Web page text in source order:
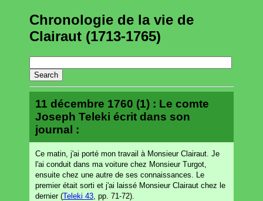
Chronologie de la vie de
Clairaut (1713-1765)
11 décembre 1760 (1) : Le comte
Joseph Teleki écrit dans son
journal :
Ce matin, j'ai porté mon travail à Monsieur Clairaut. Je
l'ai conduit dans ma voiture chez Monsieur Turgot,
ensuite chez une autre de ses connaissances. Le
premier était sorti et j'ai laissé Monsieur Clairaut chez le
dernier (Teleki 43 , pp. 71-72).